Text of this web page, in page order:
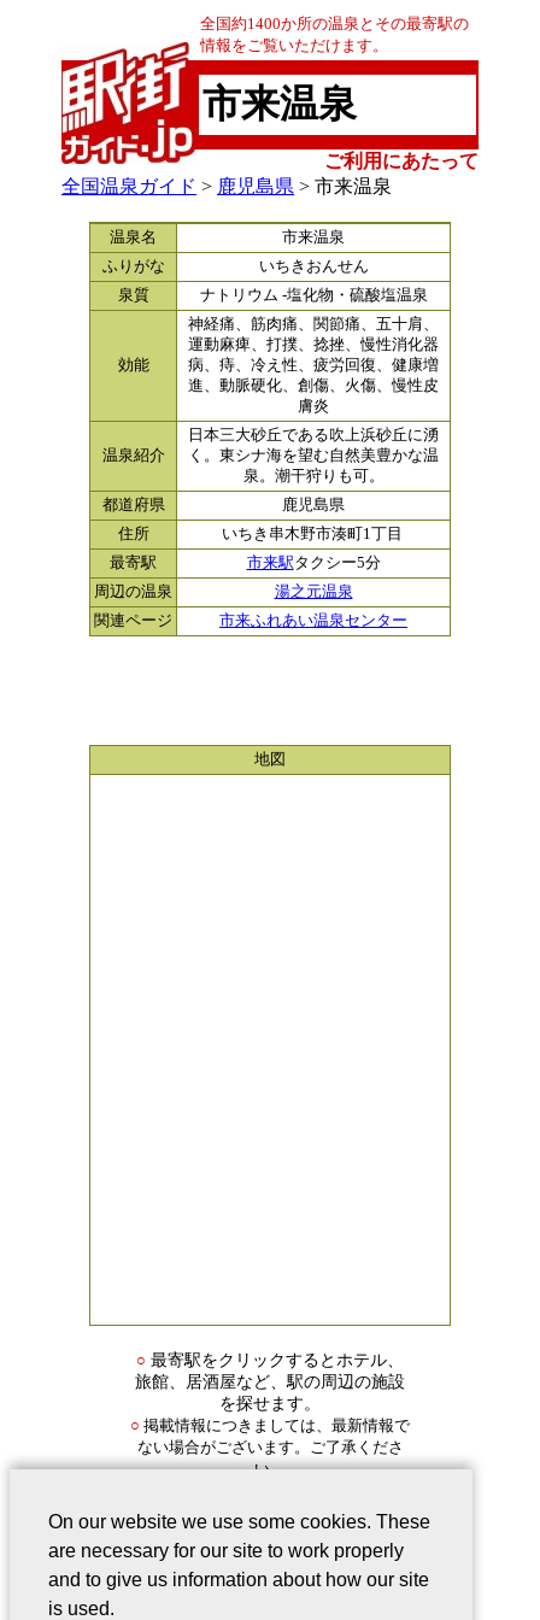
全国約1400か所の温泉とその最寄駅の
情報をご覧いただけます。
市来温泉
ご利用にあたって
全国温泉ガイド > 鹿児島県 > 市来温泉
温泉名
市来温泉
ふりがな
いちきおんせん
泉質
ナトリウム -塩化物・硫酸塩温泉
効能
神経痛、筋肉痛、関節痛、五十肩、
運動麻痺、打撲、捻挫、慢性消化器
病、痔、冷え性、疲労回復、健康増
進、動脈硬化、創傷、火傷、慢性皮
膚炎
温泉紹介
日本三大砂丘である吹上浜砂丘に湧
く。東シナ海を望む自然美豊かな温
泉。潮干狩りも可。
都道府県
鹿児島県
住所
いちき串木野市湊町1丁目
最寄駅
市来駅タクシー5分
周辺の温泉
湯之元温泉
関連ページ
市来ふれあい温泉センター
地図
○ 最寄駅をクリックするとホテル、
旅館、居酒屋など、駅の周辺の施設
を探せます。
○ 掲載情報につきましては、最新情報で
ない場合がございます。ご了承くださ
い。
On our website we use some cookies. These
are necessary for our site to work properly
and to give us information about how our site
is used.